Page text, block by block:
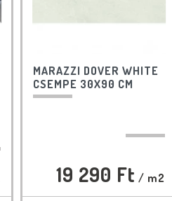
MARAZZI DOVER WHITE
CSEMPE 30X90 CM
19 290 Ft / m2